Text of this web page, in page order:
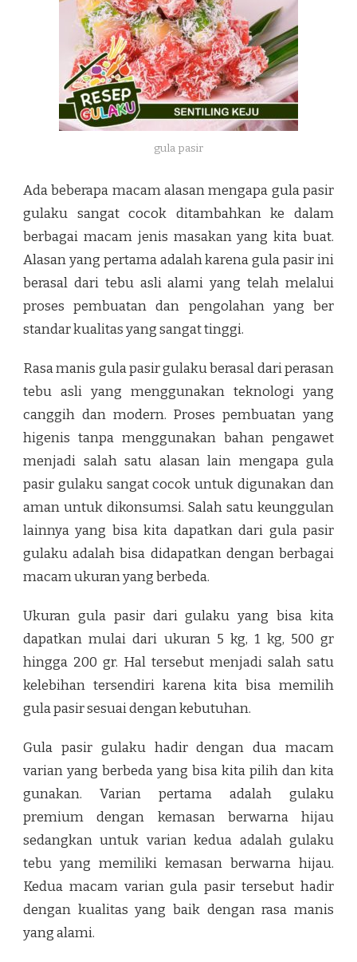
gula pasir
Ada beberapa macam alasan mengapa gula pasir
gulaku sangat cocok ditambahkan ke dalam
berbagai macam jenis masakan yang kita buat.
Alasan yang pertama adalah karena gula pasir ini
berasal dari tebu asli alami yang telah melalui
proses pembuatan dan pengolahan yang ber
standar kualitas yang sangat tinggi.
Rasa manis gula pasir gulaku berasal dari perasan
tebu asli yang menggunakan teknologi yang
canggih dan modern. Proses pembuatan yang
higenis tanpa menggunakan bahan pengawet
menjadi salah satu alasan lain mengapa gula
pasir gulaku sangat cocok untuk digunakan dan
aman untuk dikonsumsi. Salah satu keunggulan
lainnya yang bisa kita dapatkan dari gula pasir
gulaku adalah bisa didapatkan dengan berbagai
macam ukuran yang berbeda.
Ukuran gula pasir dari gulaku yang bisa kita
dapatkan mulai dari ukuran 5 kg, 1 kg, 500 gr
hingga 200 gr. Hal tersebut menjadi salah satu
kelebihan tersendiri karena kita bisa memilih
gula pasir sesuai dengan kebutuhan.
Gula pasir gulaku hadir dengan dua macam
varian yang berbeda yang bisa kita pilih dan kita
gunakan. Varian pertama adalah gulaku
premium dengan kemasan berwarna hijau
sedangkan untuk varian kedua adalah gulaku
tebu yang memiliki kemasan berwarna hijau.
Kedua macam varian gula pasir tersebut hadir
dengan kualitas yang baik dengan rasa manis
yang alami.